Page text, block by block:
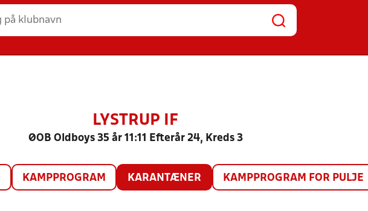
LYSTRUP IF
ØOB Oldboys 35 år 11:11 Efterår 24, Kreds 3
KAMPPROGRAM KARANTÆNER KAMPPROGRAM FOR PULJE